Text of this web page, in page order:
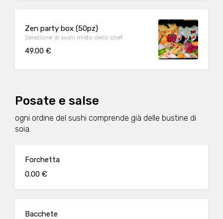
Zen party box (50pz)
Selezione di sushi misto dello chef
49.00 €
Posate e salse
ogni ordine del sushi comprende già delle bustine di
soia.
Forchetta
0.00 €
Bacchete